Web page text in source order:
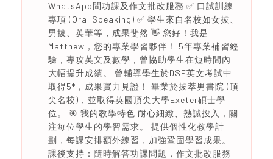
WhatsApp問功課及作文批改服務 ✅ 口試訓練
專項 (Oral Speaking) ✅ 學生來自名校如女拔、
男拔、英華等，成果斐然 👋 您好！我是
Matthew，您的專業學習夥伴！ 5年專業補習經
驗，專攻英文及數學，曾協助學生在短時間內
大幅提升成績。 曾輔導學生於DSE英文考試中
取得5*，成果實力見證！ 畢業於拔萃男書院 (頂
尖名校)，並取得英國頂尖大學Exeter碩士學
位。 🎯 我的教學特色 耐心細緻、熱誠投入，關
注每位學生的學習需求。 提供個性化教學計
劃，每課安排額外練習，加強鞏固學習成果。
課後支持：隨時解答功課問題，作文批改服務